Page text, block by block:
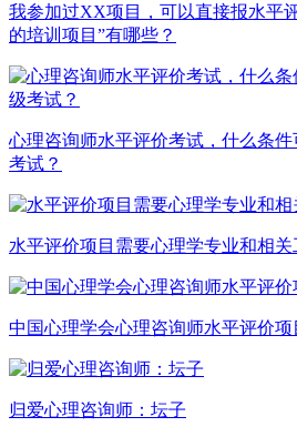
我参加过XX项目，可以直接报水平
的培训项目”有哪些？
心理咨询师水平评价考试，什么条
考试？
水平评价项目需要心理学专业和相关
中国心理学会心理咨询师水平评价
归爱心理咨询师：坛子